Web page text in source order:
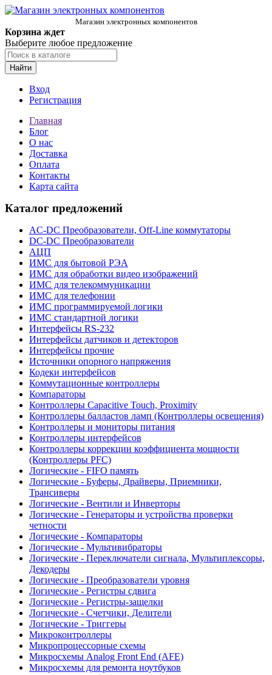
Магазин электронных компонентов
Корзина ждет
Выберите любое предложение
Найти
Вход
Регистрация
Главная
Блог
О нас
Доставка
Оплата
Контакты
Карта сайта
Каталог предложений
AC-DC Преобразователи, Off-Line коммутаторы
DC-DC Преобразователи
АЦП
ИМС для бытовой РЭА
ИМС для обработки видео изображений
ИМС для телекоммуникации
ИМС для телефонии
ИМС программируемой логики
ИМС стандартной логики
Интерфейсы RS-232
Интерфейсы датчиков и детекторов
Интерфейсы прочие
Источники опорного напряжения
Кодеки интерфейсов
Коммутационные контроллеры
Компараторы
Контроллеры Capacitive Touch, Proximity
Контроллеры балластов ламп (Контроллеры освещения)
Контроллеры и мониторы питания
Контроллеры интерфейсов
Контроллеры коррекции коэффициента мощности
(Контроллеры PFC)
Логические - FIFO память
Логические - Буферы, Драйверы, Приемники,
Трансиверы
Логические - Вентили и Инверторы
Логические - Генераторы и устройства проверки
четности
Логические - Компараторы
Логические - Мультивибраторы
Логические - Переключатели сигнала, Мультиплексоры,
Декодеры
Логические - Преобразователи уровня
Логические - Регистры сдвига
Логические - Регистры-защелки
Логические - Счетчики, Делители
Логические - Триггеры
Микроконтроллеры
Микропроцессорные схемы
Микросхемы Analog Front End (AFE)
Микросхемы для ремонта ноутбуков